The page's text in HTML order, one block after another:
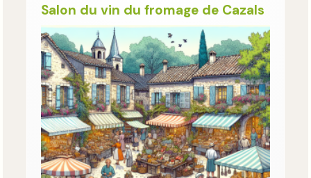
Salon du vin du fromage de Cazals